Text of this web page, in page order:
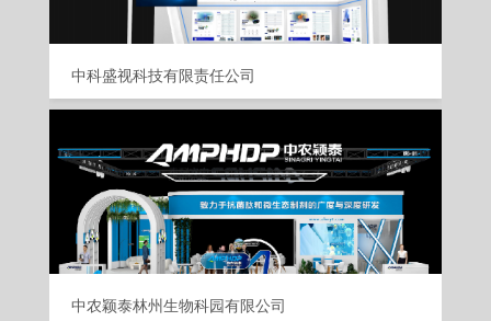
中科盛视科技有限责任公司
中农颖泰林州生物科园有限公司